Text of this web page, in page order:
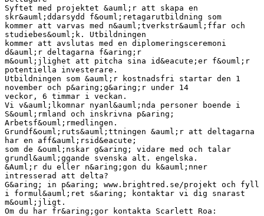
Syftet med projektet &auml;r att skapa en
skr&auml;ddarsydd f&ouml;retagarutbildning som
kommer att varvas med n&auml;tverkstr&auml;ffar och
studiebes&ouml;k. Utbildningen
kommer att avslutas med en diplomeringsceremoni
d&auml;r deltagarna f&aring;r
m&ouml;jlighet att pitcha sina id&eacute;er f&ouml;r
potentiella investerare.
Utbildningen som &auml;r kostnadsfri startar den 1
november och p&aring;g&aring;r under 14
veckor, 6 timmar i veckan.
Vi v&auml;lkomnar nyanl&auml;nda personer boende i
S&ouml;rmland och inskrivna p&aring;
Arbetsf&ouml;rmedlingen.
Grundf&ouml;ruts&auml;ttningen &auml;r att deltagarna
har en aff&auml;rsid&eacute;
som de &ouml;nskar g&aring; vidare med och talar
grundl&auml;ggande svenska alt. engelska.
&Auml;r du eller n&aring;gon du k&auml;nner
intresserad att delta?
G&aring; in p&aring; www.brightred.se/projekt och fyll
i formul&auml;ret s&aring; kontaktar vi dig snarast
m&ouml;jligt.
Om du har fr&aring;gor kontakta Scarlett Roa: